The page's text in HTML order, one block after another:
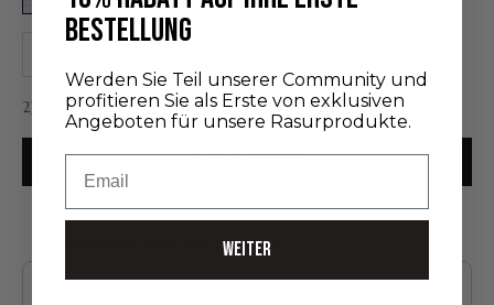
Anzahl verringernAnzahl erhöhen
Angebot
230,00 €
IN DEN WARENKORB
Das könnte Ihnen auch gefallen
BESTELLUNG
Werden Sie Teil unserer Community und
profitieren Sie als Erste von exklusiven
Angeboten für unsere Rasurprodukte.
WEITER